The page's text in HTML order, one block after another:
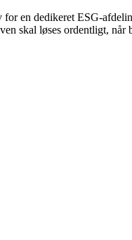
en dedikeret ESG-
skal løses ordentligt, når